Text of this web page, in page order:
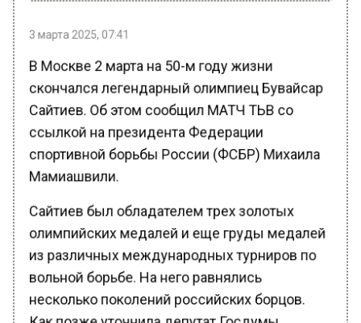
3 марта 2025, 07:41
В Москве 2 марта на 50-м году жизни
скончался легендарный олимпиец Бувайсар
Сайтиев. Об этом сообщил МАТЧ ТЬВ со
ссылкой на президента Федерации
спортивной борьбы России (ФСБР) Михаила
Мамиашвили.
Сайтиев был обладателем трех золотых
олимпийских медалей и еще груды медалей
из различных международных турниров по
вольной борьбе. На него равнялись
несколько поколений российских борцов.